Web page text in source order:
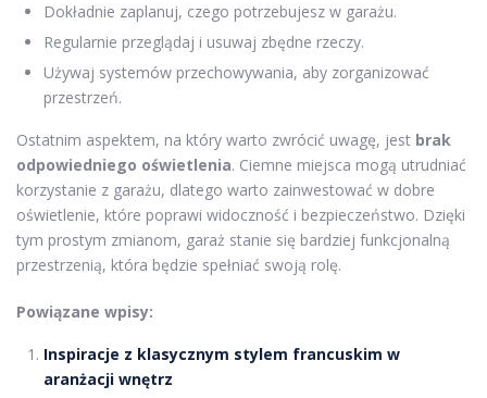
Dokładnie zaplanuj, czego potrzebujesz w garażu.
Regularnie przeglądaj i usuwaj zbędne rzeczy.
Używaj systemów przechowywania, aby zorganizować
przestrzeń.
Ostatnim aspektem, na który warto zwrócić uwagę, jest brak
odpowiedniego oświetlenia. Ciemne miejsca mogą utrudniać
korzystanie z garażu, dlatego warto zainwestować w dobre
oświetlenie, które poprawi widoczność i bezpieczeństwo. Dzięki
tym prostym zmianom, garaż stanie się bardziej funkcjonalną
przestrzenią, która będzie spełniać swoją rolę.
Powiązane wpisy:
Inspiracje z klasycznym stylem francuskim w
aranżacji wnętrz